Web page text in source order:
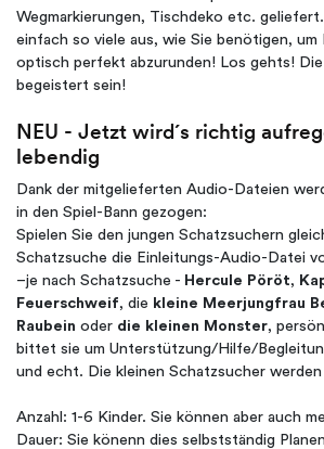
Wegmarkierungen, Tischdeko etc.
einfach so viele aus, wie Sie benötigen, um
optisch perfekt abzurunden! Los gehts!
begeistert sein!
NEU - Jetzt wird´s richtig
lebendig
Dank der mitgelieferten Audio-Dateien
in den Spiel-Bann gezogen:
Spielen Sie den jungen Schatzsuchern
Schatzsuche die Einleitungs-Audio-Datei
–je nach Schatzsuche - Hercule Pöröt,
Feuerschweif, die kleine Meerjungfrau
Raubein oder die kleinen Monster,
bittet sie um Unterstützung/Hilfe/
und echt. Die kleinen Schatzsucher
Anzahl: 1-6 Kinder. Sie können aber auch
Dauer: Sie könenn dies selbstständig Planen